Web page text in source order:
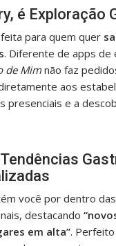
é Exploração
para quem quer
. Diferente de apps de
de Mim não faz
aos
presenciais e a
você por dentro
destacando
em alta”.